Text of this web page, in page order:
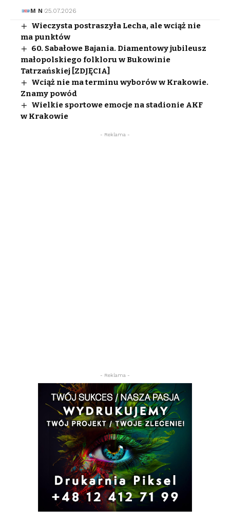
M N 25.07.2026
Wieczysta postraszyła Lecha, ale wciąż nie
ma punktów
60. Sabałowe Bajania. Diamentowy jubileusz
małopolskiego folkloru w Bukowinie
Tatrzańskiej [ZDJĘCIA]
Wciąż nie ma terminu wyborów w Krakowie.
Znamy powód
Wielkie sportowe emocje na stadionie AKF
w Krakowie
- Reklama -
- Reklama -